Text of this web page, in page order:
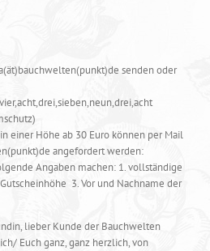
senden oder
einer Höhe ab 30 Euro können per Mail
angefordert werden:
Angaben machen: 1. vollständige
3. Vor und Nachname der
lieber Kunde der Bauchwelten
Euch ganz, ganz herzlich, von